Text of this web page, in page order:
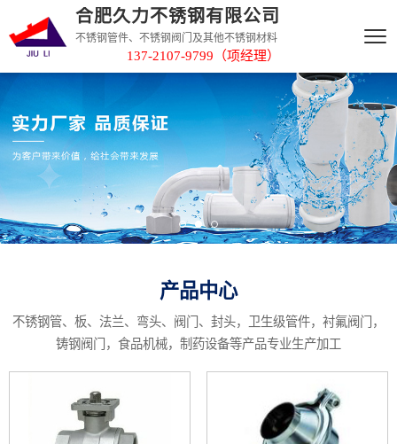
合肥久力不锈钢有限公司
不锈钢管件、不锈钢阀门及其他不锈钢材料
137-2107-9799（项经理）
产品中心
不锈钢管、板、法兰、弯头、阀门、封头，卫生级管件，衬氟阀门，
铸钢阀门，食品机械，制药设备等产品专业生产加工